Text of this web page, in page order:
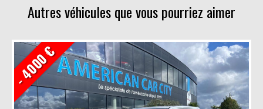
Autres véhicules que vous pourriez aimer
- 4000 €